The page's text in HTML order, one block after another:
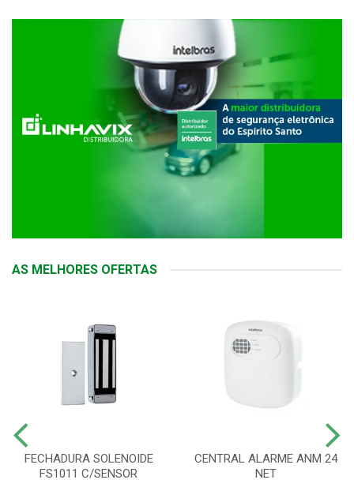
AS MELHORES OFERTAS
FECHADURA SOLENOIDE
FS1011 C/SENSOR
CENTRAL ALARME ANM 24
NET